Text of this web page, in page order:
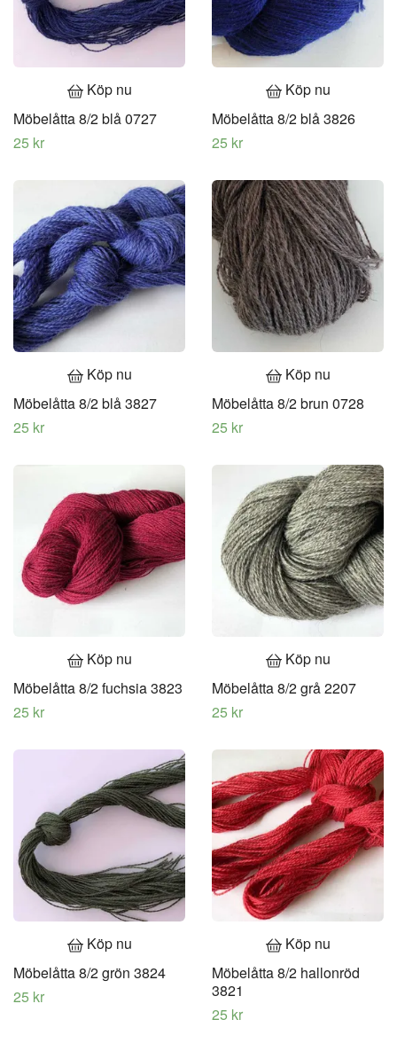
Köp nu
Möbelåtta 8/2 blå 0727
25 kr
Köp nu
Möbelåtta 8/2 blå 3826
25 kr
Köp nu
Möbelåtta 8/2 blå 3827
25 kr
Köp nu
Möbelåtta 8/2 brun 0728
25 kr
Köp nu
Möbelåtta 8/2 fuchsia 3823
25 kr
Köp nu
Möbelåtta 8/2 grå 2207
25 kr
Köp nu
Möbelåtta 8/2 grön 3824
25 kr
Köp nu
Möbelåtta 8/2 hallonröd
3821
25 kr